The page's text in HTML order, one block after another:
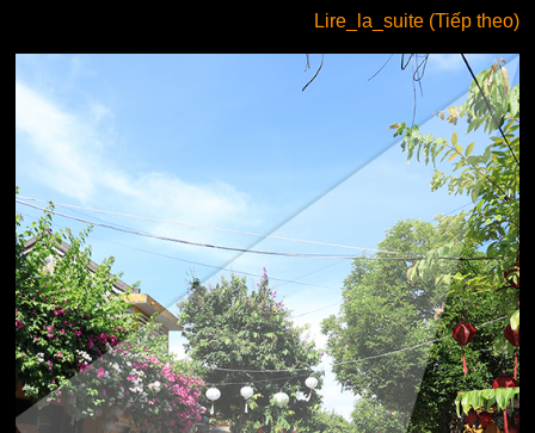
Lire_la_suite (Tiếp theo)